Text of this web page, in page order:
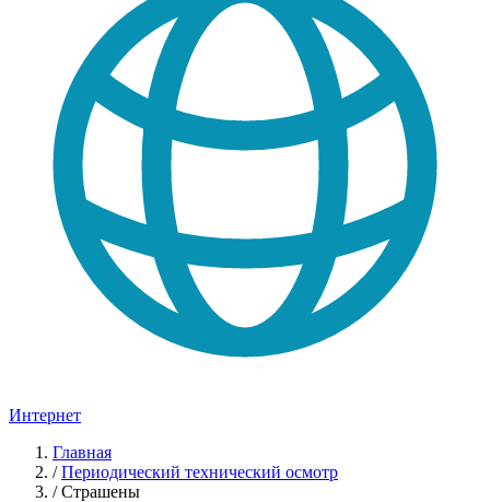
Интернет
Главная
/ Периодический технический осмотр
/ Страшены